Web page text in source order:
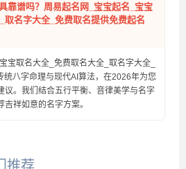
靠谱吗？周易起名网_宝宝起名_宝宝
取名字大全_免费取名提供免费起名
宝取名大全_免费取名大全_取名字大全_
统八字命理与现代AI算法，在2026年为您
议。我们结合五行平衡、音律美学与名字
祥如意的名字方案。
推荐